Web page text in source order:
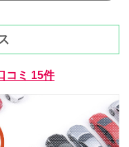
コミ 15件